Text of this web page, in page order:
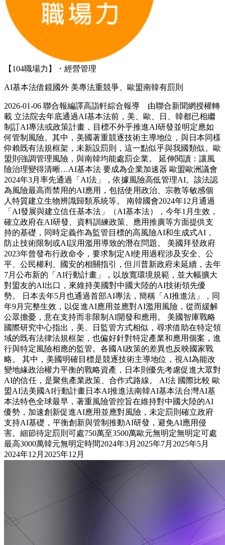
【104職場力】・經營管理
AI基本法借鏡國外 美專法重競爭、歐盟南韓有罰則
2026-01-06 聯合報編譯高詣軒綜合報導 由聯合新聞網授權轉
載 立法院去年底通過AI基本法前，美、歐、日、韓都已相繼
制訂AI專法或政策計畫，目標不外乎推進AI研發並明定應如
何管制風險。其中，美國著重競逐技術主導地位，與日本同樣
仰賴既有法規框架，未新設罰則，這一點似乎與我國類似。歐
盟則強調管理風險，與南韓均能處罰企業。 延伸閱讀：讓風
險治理變得清晰…AI基本法 要成為企業加速器 歐盟歐洲議會
2024年3月率先通過「AI法」，依據風險高低管理AI。該法認
為風險最高而禁用的AI應用，包括使用政治、宗教等敏感個
人特質建立生物辨識歸類系統等。 南韓國會2024年12月通過
「AI發展與建立信任基本法」（AI基本法），今年1月生效，
確立政府在AI研發、資料訓練政策、應用推廣等方面提供支
持的基礎，同時定義作為監管目標的高風險AI和生成式AI，
防止技術限制或AI誤用濫用導致的潛在問題。 美國拜登政府
2023年曾發布行政命令，要求制定AI使用過程涉及安全、公
平、公民權利、國安的相關指引，但川普新政府未延續，去年
7月公布新的「AI行動計畫」，以放寬環境規範，並大幅擴大
對盟友的AI出口，來維持美國對中國大陸的AI技術領先優
勢。 日本去年5月也通過首部AI專法，簡稱「AI推進法」，同
年9月完整生效，以促進AI應用並應對AI濫用風險，從而緩解
公眾擔憂，意在支持而非限制AI開發和應用。 美國智庫戰略
國際研究中心指出，美、日監管方式相似，尋求借助在特定領
域的既有法律法規框架，也偏好針對特定產業和應用個案，進
行與特定風險相應的監管。各國AI政策的差異也反映國家戰
略。 其中，美國明確目標是競逐技術主導地位，視AI為能改
變地緣政治權力平衡的戰略資產，日本則優先考慮促進大眾對
AI的信任，是聚焦產業政策、合作式路線。 AI法 國際比較 歐
盟AI法美國AI行動計畫日本AI推進法南韓AI基本法台灣AI基
本法特色全球最早，著重風險管控旨在維持對中國大陸的AI
優勢，加速創新促進AI應用並應對風險，未定罰則確立政府
支持AI基礎，平衡創新與管制推動AI研發，避免AI應用侵
害。細節待定罰則可處750萬至3500萬歐元無明定無明定可處
最高3000萬韓元無明定時間2024年3月2025年7月2025年5月
2024年12月2025年12月